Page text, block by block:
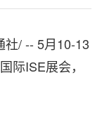
社/ -- 5月10-13
际ISE展会，